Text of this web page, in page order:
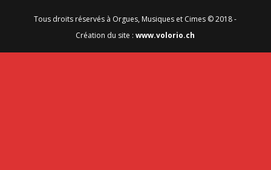
Tous droits réservés à Orgues, Musiques et Cimes © 2018 -
Création du site :www.volorio.ch